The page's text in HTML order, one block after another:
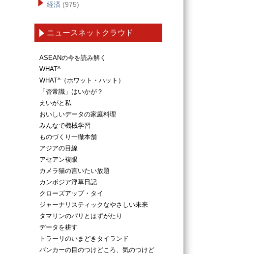
経済 (975)
ニュースネットクラウド
ASEANの今を読み解く
WHAT^
WHAT^（ホワット・ハット）
「否常識」はいかが？
えいがと私
おいしいデータの家庭料理
みんなで機械学習
ものづくり一徹本舗
アジアの目線
アセアン複眼
カメラ猫の言いたい放題
カンボジア浮草日記
クローズアップ・タイ
ジャーナリスティックなやさしい未来
タマリンのパリとはずがたり
データを耕す
トラーリのいまどきタイランド
バンカーの目のつけどころ、気のつけど